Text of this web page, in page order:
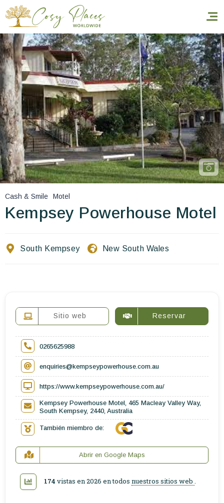
Inicio
Reservar una estancia
Nuestra colección mundial
World’s Best Hotels
Hacer que viajes
Estancia temática
Cash & Smile Motel
Kempsey Powerhouse Motel
South Kempsey New South Wales
Sitio web Reservar
0265625988
enquiries@kempseypowerhouse.com.au
https://www.kempseypowerhouse.com.au/
Kempsey Powerhouse Motel, 465 Macleay Valley Way,
South Kempsey, 2440, Australia
También miembro de:
Abrir en Google Maps
174 vistas en 2026 en todos nuestros sitios web